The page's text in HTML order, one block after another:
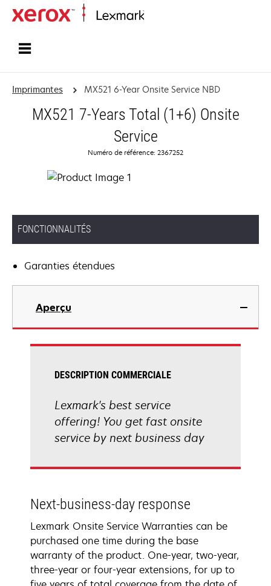
Imprimantes MX521 6-Year Onsite Service NBD
MX521 7-Years Total (1+6) Onsite
Service
Numéro de référence: 2367252
FONCTIONNALITÉS
Garanties étendues
Aperçu
DESCRIPTION COMMERCIALE
Lexmark's best service
offering! You get fast onsite
service by next business day
Next-business-day response
Lexmark Onsite Service Warranties can be
purchased one time during the base
warranty of the product. One-year, two-year,
three-year or four-year extensions, for up to